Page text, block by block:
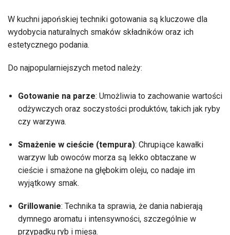
W kuchni japońskiej techniki gotowania są kluczowe dla
wydobycia naturalnych smaków składników oraz ich
estetycznego podania.
Do najpopularniejszych metod należy:
Gotowanie na parze: Umożliwia to zachowanie wartości
odżywczych oraz soczystości produktów, takich jak ryby
czy warzywa.
Smażenie w cieście (tempura): Chrupiące kawałki
warzyw lub owoców morza są lekko obtaczane w
cieście i smażone na głębokim oleju, co nadaje im
wyjątkowy smak.
Grillowanie: Technika ta sprawia, że dania nabierają
dymnego aromatu i intensywności, szczególnie w
przypadku ryb i mięsa.